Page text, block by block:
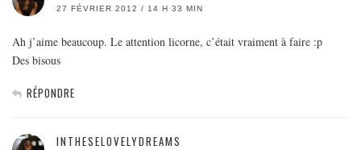
27 FÉVRIER 2012 / 14 H 33 MIN
Ah j’aime beaucoup. Le attention licorne, c’était vraiment à faire :p
Des bisous
RÉPONDRE
INTHESELOVELYDREAMS